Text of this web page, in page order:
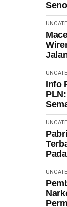
Info